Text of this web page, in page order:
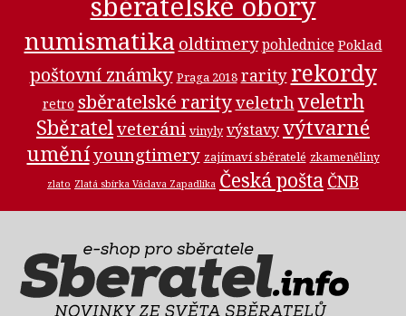
numismatika oldtimery pohlednice Poklad
poštovní známky Praga 2018 rarity rekordy
retro sběratelské rarityveletrhveletrh
Sběratelveteráni vinyly výstavyvýtvarné
uměníyoungtimery zajímaví sběratelé zkameněliny
zlato Zlatá sbírka Václava Zapadlíka Česká pošta ČNB